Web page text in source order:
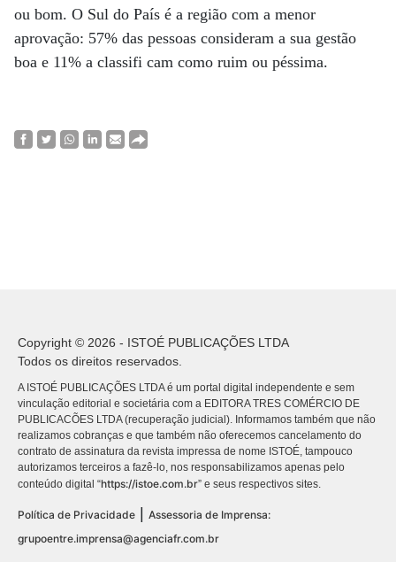
ou bom. O Sul do País é a região com a menor
aprovação: 57% das pessoas consideram a sua gestão
boa e 11% a classifi cam como ruim ou péssima.
Copyright © 2026 - ISTOÉ PUBLICAÇÕES LTDA
Todos os direitos reservados.
A ISTOÉ PUBLICAÇÕES LTDA é um portal digital independente e sem
vinculação editorial e societária com a EDITORA TRES COMÉRCIO DE
PUBLICACÕES LTDA (recuperação judicial). Informamos também que não
realizamos cobranças e que também não oferecemos cancelamento do
contrato de assinatura da revista impressa de nome ISTOÉ, tampouco
autorizamos terceiros a fazê-lo, nos responsabilizamos apenas pelo
conteúdo digital “https://istoe.com.br” e seus respectivos sites.
Política de Privacidade
Assessoria de Imprensa:
grupoentre.imprensa@agenciafr.com.br